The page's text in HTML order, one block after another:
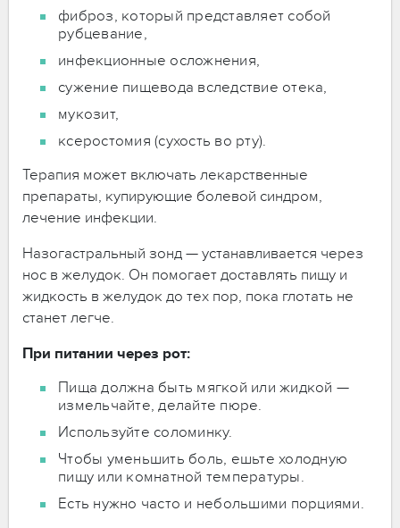
фиброз, который представляет собой
рубцевание,
инфекционные осложнения,
сужение пищевода вследствие отека,
мукозит,
ксеростомия (сухость во рту).
Терапия может включать лекарственные
препараты, купирующие болевой синдром,
лечение инфекции.
Назогастральный зонд — устанавливается через
нос в желудок. Он помогает доставлять пищу и
жидкость в желудок до тех пор, пока глотать не
станет легче.
При питании через рот:
Пища должна быть мягкой или жидкой —
измельчайте, делайте пюре.
Используйте соломинку.
Чтобы уменьшить боль, ешьте холодную
пищу или комнатной температуры.
Есть нужно часто и небольшими порциями.